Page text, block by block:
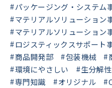
パッケージング・システム
マテリアルソリューション
マテリアルソリューション
ロジスティックスサポート
商品開発部
包装機械
環境にやさしい
生分解
専門知識
オリジナル